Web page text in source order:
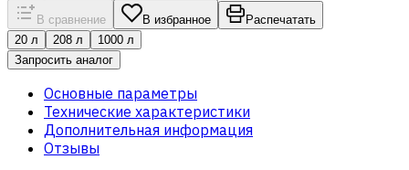
В сравнение В избранное
Распечатать
20 л
208 л
1000 л
Запросить аналог
Основные параметры
Технические характеристики
Дополнительная информация
Отзывы